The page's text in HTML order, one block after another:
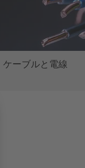
ケーブルと電線